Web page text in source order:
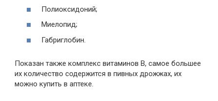
Полиоксидоний;
Миелопид;
Габриглобин.
Показан также комплекс витаминов В, самое большее
их количество содержится в пивных дрожжах, их
можно купить в аптеке.